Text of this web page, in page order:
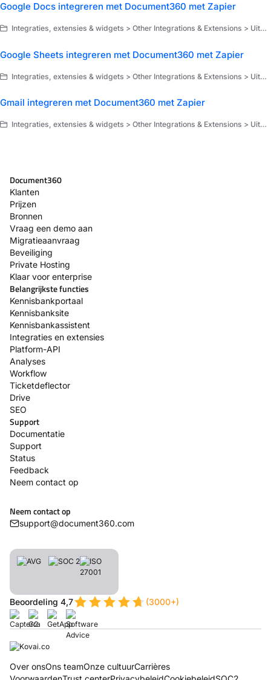
Google Docs integreren met Document360 met Zapier
Integraties, extensies & widgets > Other Integrations & Extensions > Uitbreidingen > Zapier > Gebruiksscenario's van Zapier
Google Sheets integreren met Document360 met Zapier
Integraties, extensies & widgets > Other Integrations & Extensions > Uitbreidingen > Zapier > Gebruiksscenario's van Zapier
Gmail integreren met Document360 met Zapier
Integraties, extensies & widgets > Other Integrations & Extensions > Uitbreidingen > Zapier > Gebruiksscenario's van Zapier
Document360
Klanten
Prijzen
Bronnen
Vraag een demo aan
Migratieaanvraag
Beveiliging
Private Hosting
Klaar voor enterprise
Belangrijkste functies
Kennisbankportaal
Kennisbanksite
Kennisbankassistent
Integraties en extensies
Platform-API
Analyses
Workflow
Ticketdeflector
Drive
SEO
Support
Documentatie
Support
Status
Feedback
Neem contact op
Neem contact op
support@document360.com
Beoordeling 4,7 (3000+)
Over onsOns teamOnze cultuurCarrières